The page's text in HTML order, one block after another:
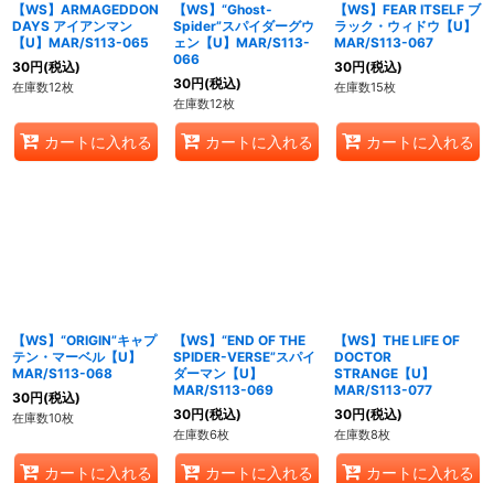
【WS】ARMAGEDDON
DAYS アイアンマン
【U】MAR/S113-065
30円(税込)
在庫数12枚
カートに入れる
【WS】“Ghost-
Spider”スパイダーグウ
ェン【U】MAR/S113-
066
30円(税込)
在庫数12枚
カートに入れる
【WS】FEAR ITSELF ブ
ラック・ウィドウ【U】
MAR/S113-067
30円(税込)
在庫数15枚
カートに入れる
【WS】“ORIGIN”キャプ
テン・マーベル【U】
MAR/S113-068
30円(税込)
在庫数10枚
カートに入れる
【WS】“END OF THE
SPIDER-VERSE”スパイ
ダーマン【U】
MAR/S113-069
30円(税込)
在庫数6枚
カートに入れる
【WS】THE LIFE OF
DOCTOR
STRANGE【U】
MAR/S113-077
30円(税込)
在庫数8枚
カートに入れる